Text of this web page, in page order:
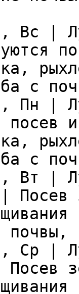
Вс |
с
Пн |
посев
с
Вт |
Посев
почвы,
Ср |